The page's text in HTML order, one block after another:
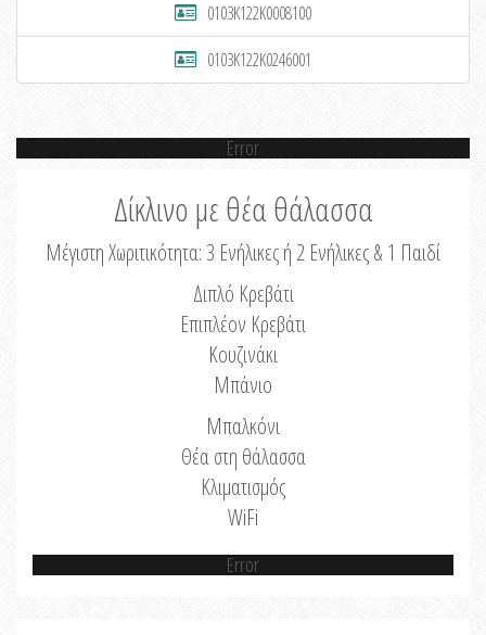
0103K122K0008100
0103K122K0246001
Error
Δίκλινο με θέα θάλασσα
Μέγιστη Χωριτικότητα: 3 Ενήλικες ή 2 Ενήλικες & 1 Παιδί
Διπλό Κρεβάτι
Επιπλέον Κρεβάτι
Κουζινάκι
Μπάνιο
Μπαλκόνι
Θέα στη θάλασσα
Κλιματισμός
WiFi
Error